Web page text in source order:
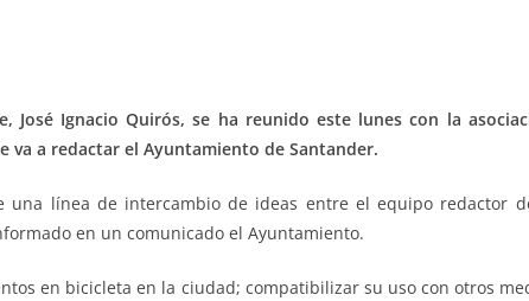
José Ignacio Quirós, se ha reunido este lunes con la
va a redactar el Ayuntamiento de Santander.
línea de intercambio de ideas entre el equipo redactor
en un comunicado el Ayuntamiento.
en bicicleta en la ciudad; compatibilizar su uso con otros